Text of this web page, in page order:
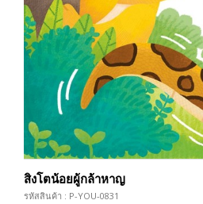
สิงโตน้อยผู้กล้าหาญ
รหัสสินค้า : P-YOU-0831